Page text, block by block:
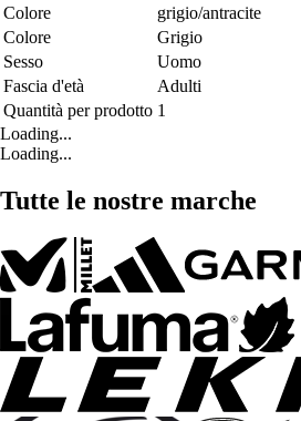
Colore
grigio/antracite
Colore
Grigio
Sesso
Uomo
Fascia d'età
Adulti
Quantità per prodotto 1
Loading...
Loading...
Tutte le nostre marche